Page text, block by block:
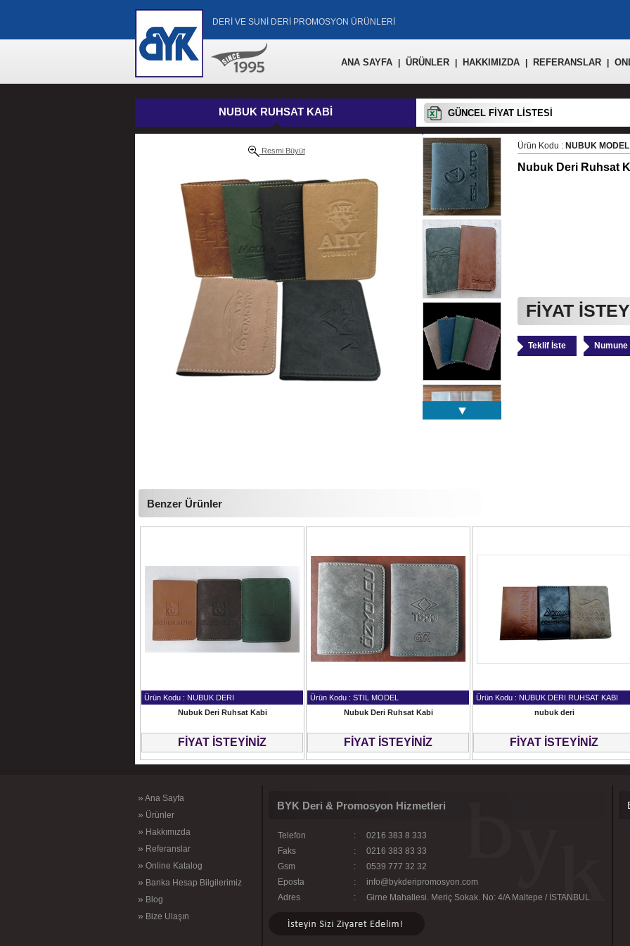
DERİ VE SUNİ DERİ PROMOSYON ÜRÜNLERİ
ANA SAYFA ÜRÜNLER HAKKIMIZDA REFERANSLAR
NUBUK RUHSAT KABİ GÜNCEL FİYAT LİSTESİ
Resmi Büyüt Ürün Kodu : NUBUK MODEL
Nubuk Deri Ruhsat
FİYAT
Numune
Teklif İste
Benzer Ürünler
Ürün Kodu : NUBUK DERI
Nubuk Deri Ruhsat Kabi
FİYAT İSTEYİNİZ
Ürün Kodu : STIL MODEL
Nubuk Deri Ruhsat Kabi
FİYAT İSTEYİNİZ
Ürün Kodu : NUBUK DERI RUHSAT KABI
nubuk deri
FİYAT İSTEYİNİZ
» Ana Sayfa
» Ürünler
» Hakkımızda
» Referanslar
» Online Katalog
» Banka Hesap Bilgilerimiz
» Blog
» Bize Ulaşın
BYK Deri & Promosyon Hizmetleri
Telefon :
0216 383 8 333
Faks
:
0216 383 83 33
Gsm
:
0539 777 32 32
Eposta
:
info@bykderipromosyon.com
Adres
: Girne Mahallesi. Meriç Sokak. No: 4/A Maltepe / İSTANBUL